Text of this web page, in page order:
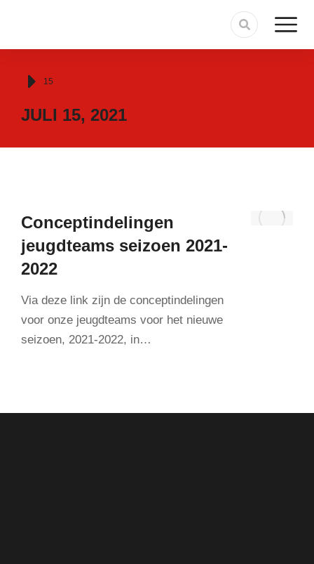
Je bent hier:
15
JULI 15, 2021
Conceptindelingen
jeugdteams seizoen 2021-
2022
Via deze link zijn de conceptindelingen
voor onze jeugdteams voor het nieuwe
seizoen, 2021-2022, in…